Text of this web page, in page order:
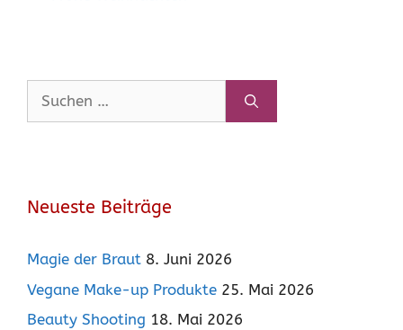
Neueste Beiträge
Magie der Braut 8. Juni 2026
Vegane Make-up Produkte 25. Mai 2026
Beauty Shooting 18. Mai 2026